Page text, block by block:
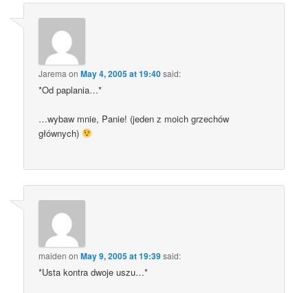
Jarema onMay 4, 2005 at 19:40said:
*Od paplania…*
…wybaw mnie, Panie! (jeden z moich grzechów
głównych)
maiden onMay 9, 2005 at 19:39said:
*Usta kontra dwoje uszu…*